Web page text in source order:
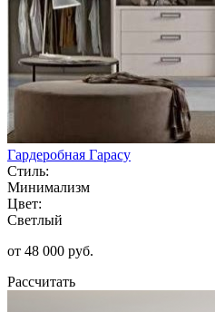
Гардеробная Гарасу
Стиль:
Минимализм
Цвет:
Светлый
от 48 000 руб.
Рассчитать